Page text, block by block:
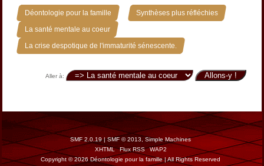
Déontologie pour la famille » Synthèses plus réfléchies »
La santé mentale au coeur »
La crise despotique de l'immaturité sénescente.
Aller à:
SMF 2.0.19|SMF © 2013, Simple Machines
XHTML
Flux RSS
WAP2
Copyright © 2026 Déontologie pour la famille | All Rights Reserved